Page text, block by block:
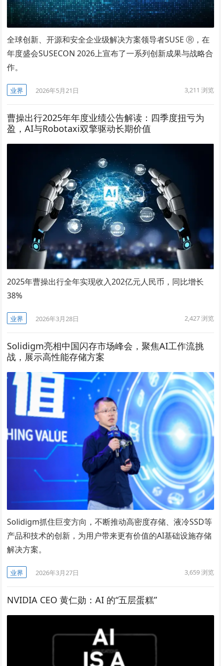
全球创新、开源和安全企业级解决方案领导者SUSE Ⓡ，在
年度盛会SUSECON 2026上宣布了一系列创新成果与战略合
作。
业界 2026年5月21日 3,211 浏览
曹操出行2025年年度业绩公告解读：四季度扭亏为
盈，AI与Robotaxi双擎驱动长期价值
2025年曹操出行全年实现收入202亿元人民币，同比增长
38%
业界 2026年3月28日 2,427浏览
Solidigm亮相中国闪存市场峰会，聚焦AI工作流挑
战，展示高性能存储方案
Solidigm抓住巨变方向，不断推动高密度存储、液冷SSD等
产品和技术的创新，为用户带来更有价值的AI基础设施存储
解决方案。
业界 2026年3月27日 3,659浏览
NVIDIA CEO 黄仁勋：AI 的“五层蛋糕”